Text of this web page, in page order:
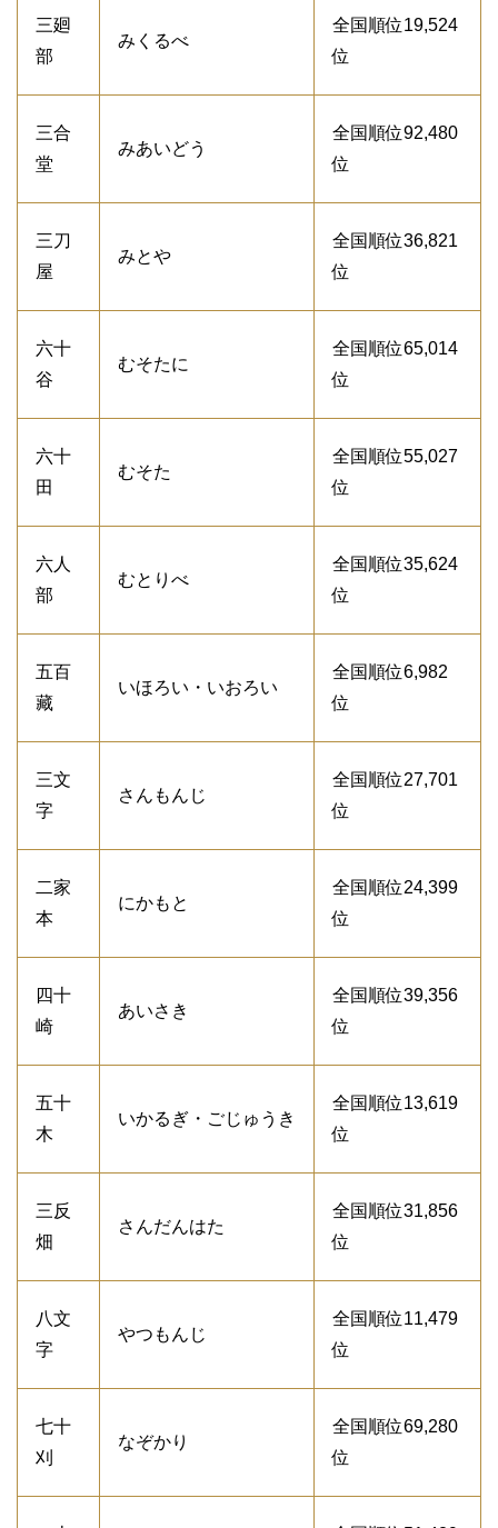
三廻
部
みくるべ
全国順位19,524
位
三合
堂
みあいどう
全国順位92,480
位
三刀
屋
みとや
全国順位36,821
位
六十
谷
むそたに
全国順位65,014
位
六十
田
むそた
全国順位55,027
位
六人
部
むとりべ
全国順位35,624
位
五百
藏
いほろい・いおろい
全国順位6,982
位
三文
字
さんもんじ
全国順位27,701
位
二家
本
にかもと
全国順位24,399
位
四十
崎
あいさき
全国順位39,356
位
五十
木
いかるぎ・ごじゅうき
全国順位13,619
位
三反
畑
さんだんはた
全国順位31,856
位
八文
字
やつもんじ
全国順位11,479
位
七十
刈
なぞかり
全国順位69,280
位